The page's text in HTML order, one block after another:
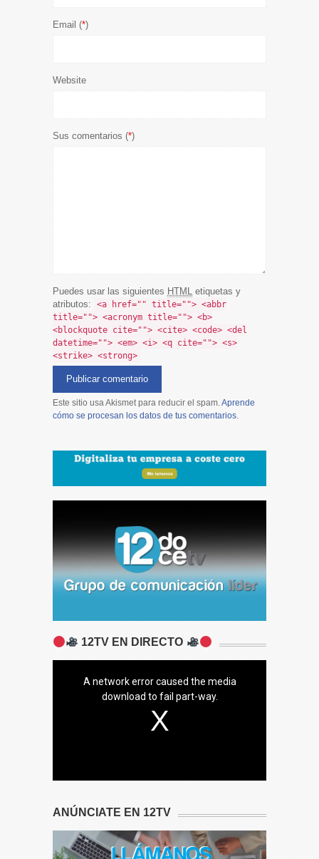
Email (*)
Website
Sus comentarios (*)
Puedes usar las siguientes HTML etiquetas y
atributos:
<a href="" title=""> <abbr
title=""> <acronym title=""> <b>
<blockquote cite=""> <cite> <code> <del
datetime=""> <em> <i> <q cite=""> <s>
<strike> <strong>
Este sitio usa Akismet para reducir el spam.Aprende
cómo se procesan los datos de tus comentarios.
12TV EN DIRECTO
A network error caused the media
download to fail part-way.
ANÚNCIATE EN 12TV